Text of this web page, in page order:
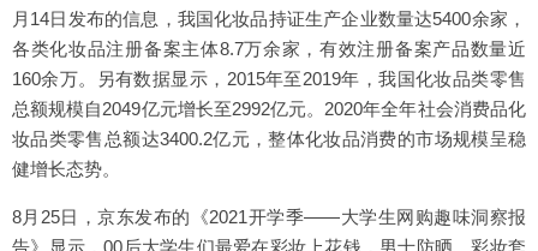
月14日发布的信息，我国化妆品持证生产企业数量达5400余家，
各类化妆品注册备案主体8.7万余家，有效注册备案产品数量近
160余万。另有数据显示，2015年至2019年，我国化妆品类零售
总额规模自2049亿元增长至2992亿元。2020年全年社会消费品化
妆品类零售总额达3400.2亿元，整体化妆品消费的市场规模呈稳
健增长态势。
8月25日，京东发布的《2021开学季——大学生网购趣味洞察报
告》显示，00后大学生们最爱在彩妆上花钱，男士防晒、彩妆套